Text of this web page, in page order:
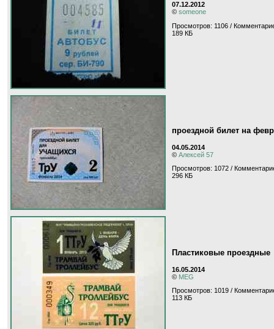
07.12.2012
© someone
Просмотров: 1106 /
189 КБ
проездной билет на
04.05.2014
© Алексей 57
Просмотров: 1072 /
296 КБ
Пластиковые проездные
16.05.2014
© MEG
Просмотров: 1019 /
113 КБ